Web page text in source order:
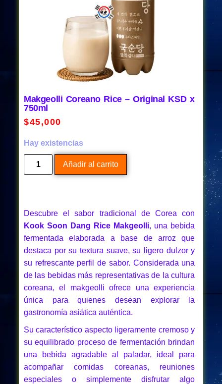
Makgeolli Coreano Rice – Original KSD x
750ml
$45,000
Hay existencias
Añadir al carrito
Descubre el sabor tradicional de Corea con
Kook Soon Dang Rice Makgeolli, una bebida
fermentada elaborada a base de arroz que
destaca por su textura suave, su ligero dulzor y
su refrescante perfil de sabor. Considerada una
de las bebidas más representativas de la cultura
coreana, el makgeolli ofrece una experiencia
única para quienes desean explorar la
gastronomía asiática auténtica.
Su característico aspecto ligeramente cremoso y
su equilibrado proceso de fermentación brindan
una bebida agradable al paladar, ideal para
acompañar comidas coreanas, reuniones
especiales o simplemente disfrutar algo